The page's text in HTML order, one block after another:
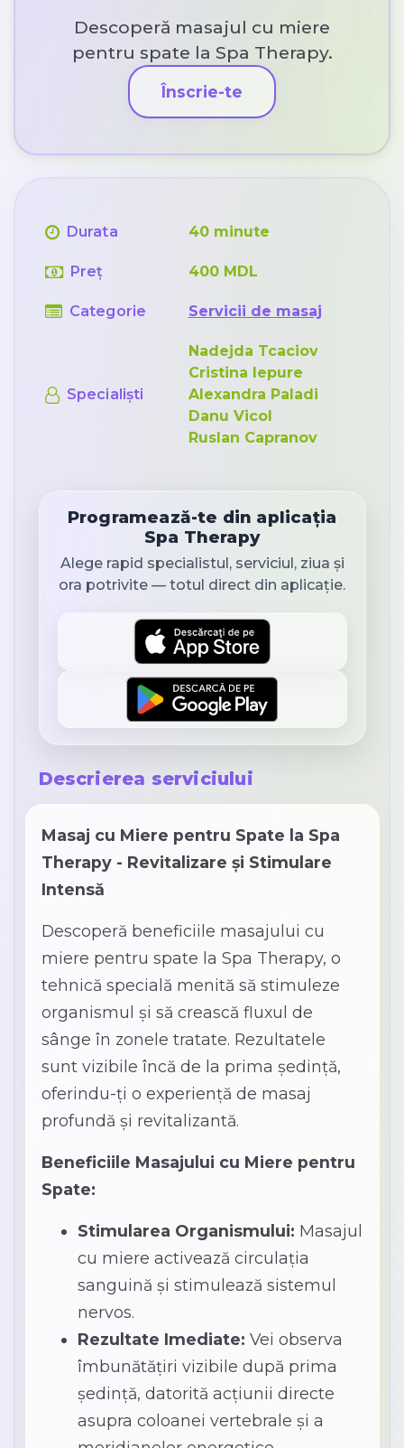
Descoperă masajul cu miere
pentru spate la Spa Therapy.
Înscrie-te
Durata 40 minute
Preț 400 MDL
Categorie Servicii de masaj
Specialiști
Nadejda Tcaciov
Cristina Iepure
Alexandra Paladi
Danu Vicol
Ruslan Capranov
Programează-te din aplicația
Spa Therapy
Alege rapid specialistul, serviciul, ziua și
ora potrivite — totul direct din aplicație.
Descrierea serviciului
Masaj cu Miere pentru Spate la Spa
Therapy - Revitalizare și Stimulare
Intensă
Descoperă beneficiile masajului cu
miere pentru spate la Spa Therapy, o
tehnică specială menită să stimuleze
organismul și să crească fluxul de
sânge în zonele tratate. Rezultatele
sunt vizibile încă de la prima ședință,
oferindu-ți o experiență de masaj
profundă și revitalizantă.
Beneficiile Masajului cu Miere pentru
Spate:
Stimularea Organismului: Masajul
cu miere activează circulația
sanguină și stimulează sistemul
nervos.
Rezultate Imediate: Vei observa
îmbunătățiri vizibile după prima
ședință, datorită acțiunii directe
asupra coloanei vertebrale și a